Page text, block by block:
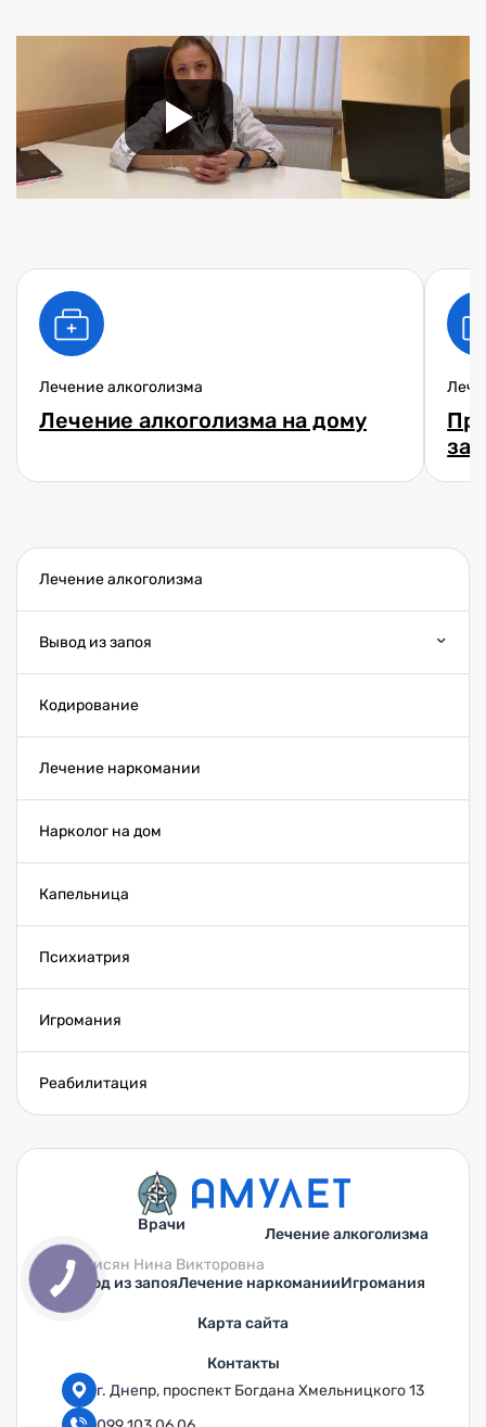
Лечение алкоголизма
Вывод из запоя
Кодирование
Лечение наркомании
Нарколог на дом
Капельница
Психиатрия
Игромания
Реабилитация
Лечение алкоголизма
Лечение алкоголизма на дому
Врачи
Саркисян Нина Викторовна
Лечение алкоголизма
Вывод из запояЛечение наркоманииИгромания
Карта сайта
Контакты
г. Днепр, проспект Богдана Хмельницкого 13